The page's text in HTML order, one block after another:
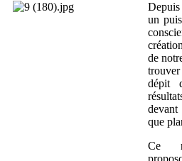
un
de
dépit
que
Ce